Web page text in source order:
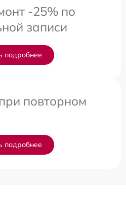
-25% по
записи
подробнее
повторном
подробнее